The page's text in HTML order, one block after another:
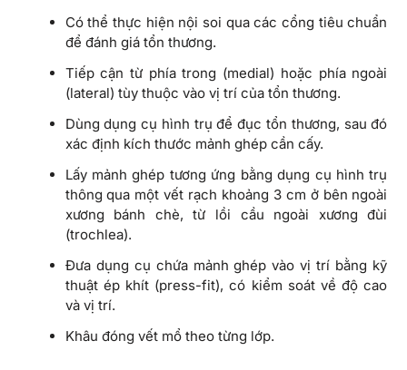
Có thể thực hiện nội soi qua các cổng tiêu chuẩn
để đánh giá tổn thương.
Tiếp cận từ phía trong (medial) hoặc phía ngoài
(lateral) tùy thuộc vào vị trí của tổn thương.
Dùng dụng cụ hình trụ để đục tổn thương, sau đó
xác định kích thước mảnh ghép cần cấy.
Lấy mảnh ghép tương ứng bằng dụng cụ hình trụ
thông qua một vết rạch khoảng 3 cm ở bên ngoài
xương bánh chè, từ lồi cầu ngoài xương đùi
(trochlea).
Đưa dụng cụ chứa mảnh ghép vào vị trí bằng kỹ
thuật ép khít (press-fit), có kiểm soát về độ cao
và vị trí.
Khâu đóng vết mổ theo từng lớp.